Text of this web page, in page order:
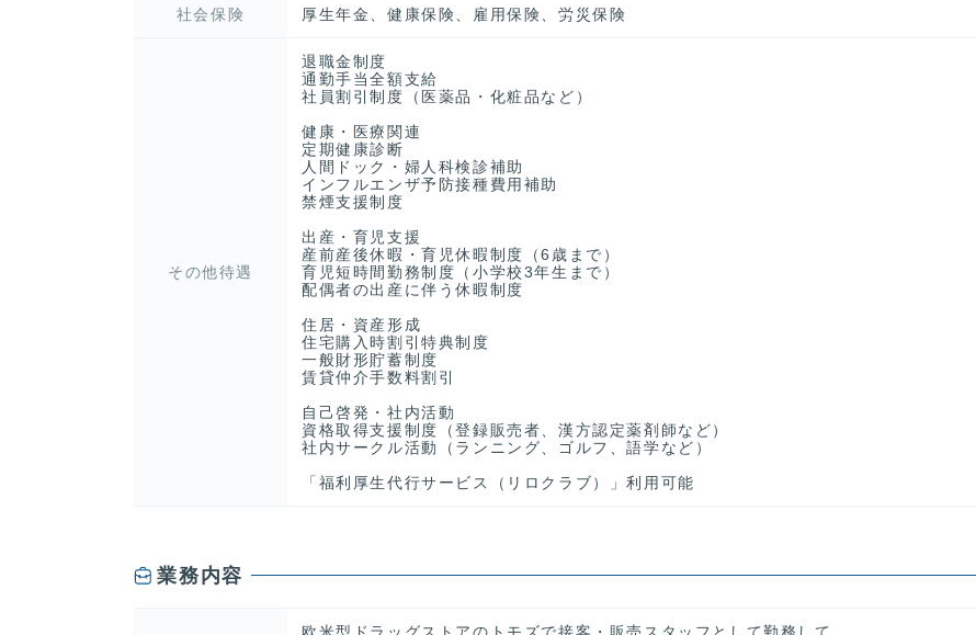
社会保険 厚生年金、健康保険、雇用保険、労災保険
その他待遇
退職金制度
通勤手当全額支給
社員割引制度（医薬品・化粧品など）
健康・医療関連
定期健康診断
人間ドック・婦人科検診補助
インフルエンザ予防接種費用補助
禁煙支援制度
出産・育児支援
産前産後休暇・育児休暇制度（6歳まで）
育児短時間勤務制度（小学校3年生まで）
配偶者の出産に伴う休暇制度
住居・資産形成
住宅購入時割引特典制度
一般財形貯蓄制度
賃貸仲介手数料割引
自己啓発・社内活動
資格取得支援制度（登録販売者、漢方認定薬剤師など）
社内サークル活動（ランニング、ゴルフ、語学など）
「福利厚生代行サービス（リロクラブ）」利用可能
業務内容